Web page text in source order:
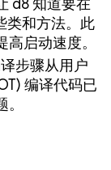
d8 知道要在
类和方法。此
启动速度。
步骤从用户
编译代码已